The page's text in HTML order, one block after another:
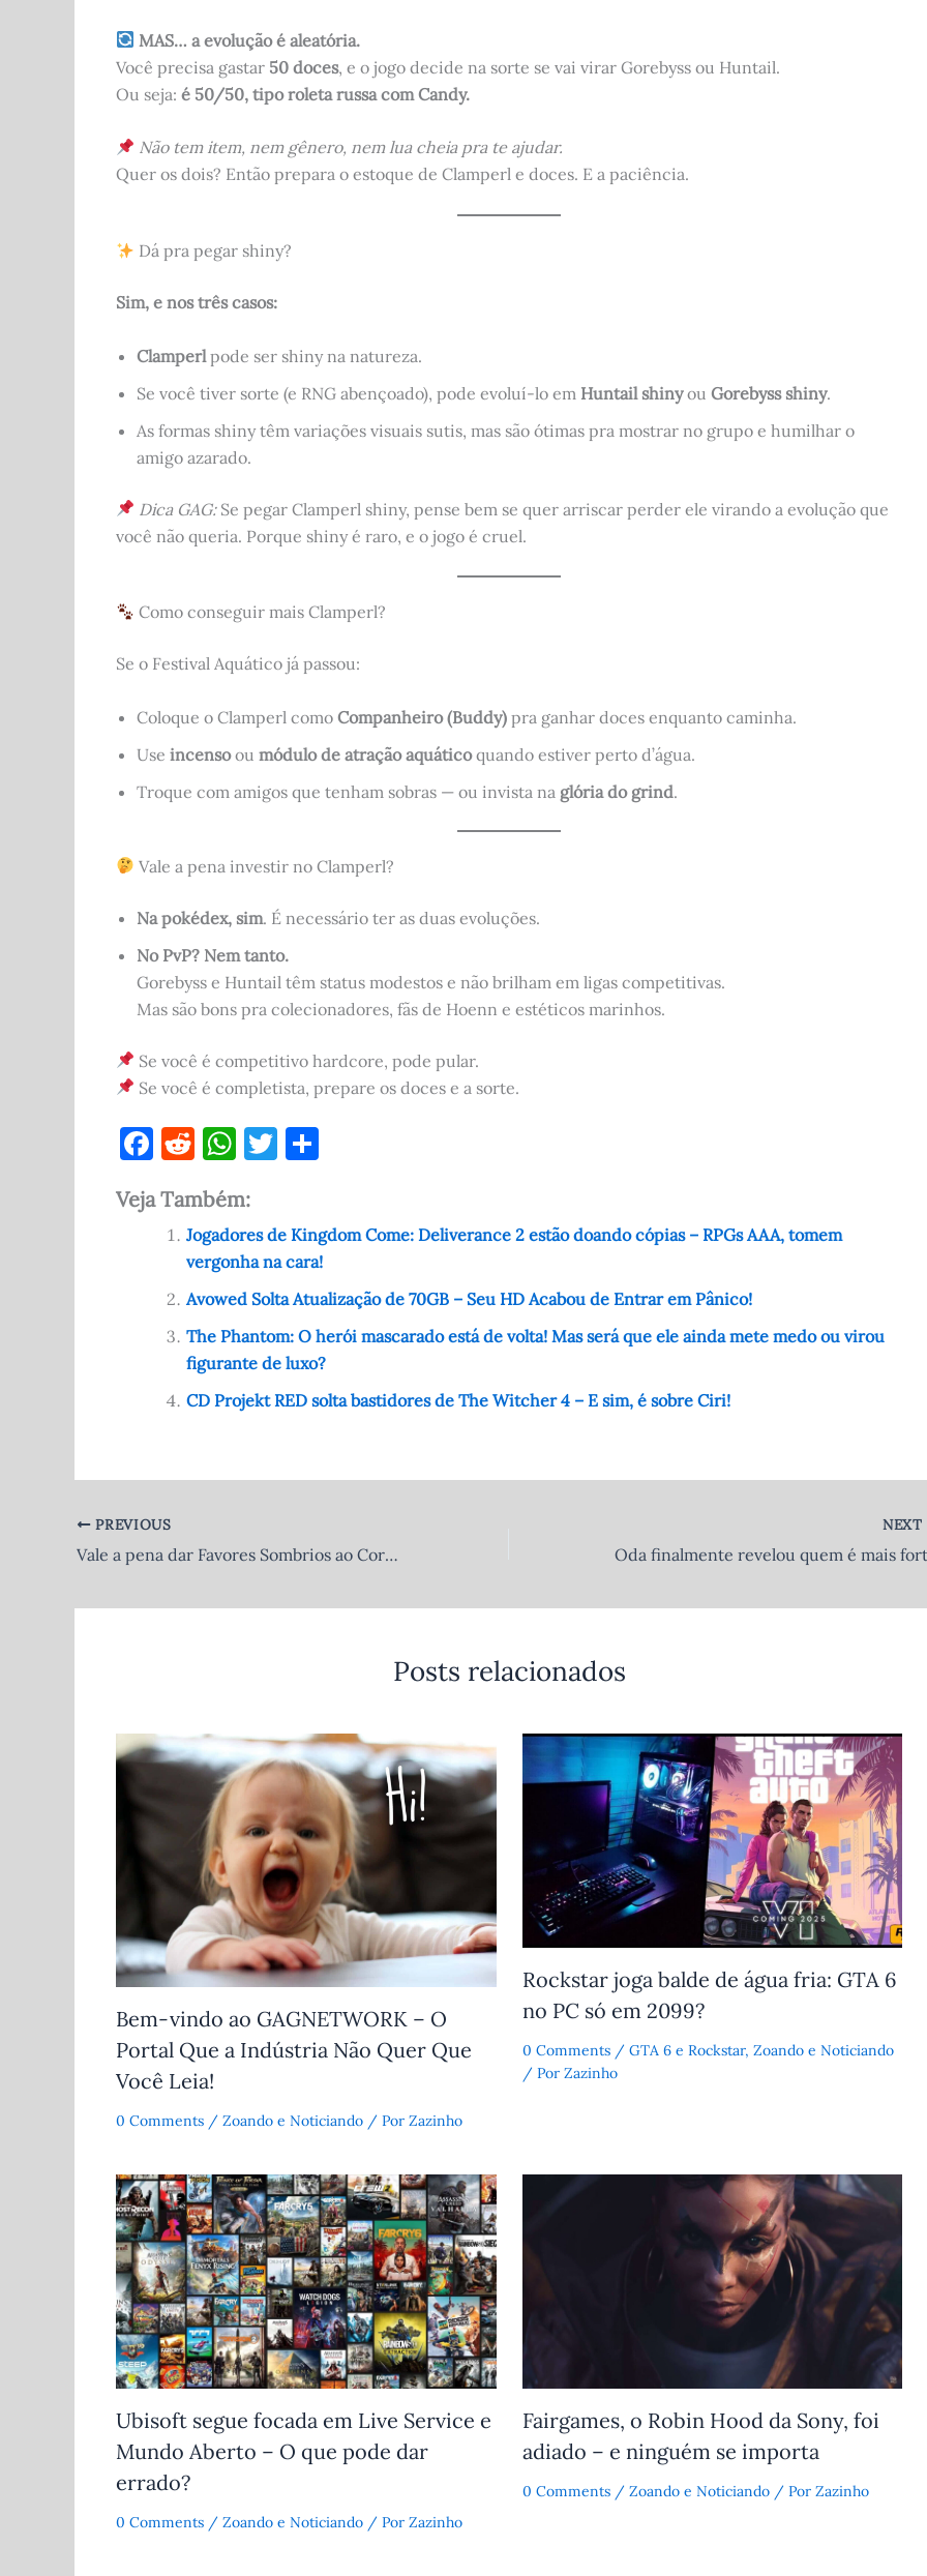
MAS… a evolução é aleatória.
Você precisa gastar 50 doces, e o jogo decide na sorte se vai virar Gorebyss ou Huntail.
Ou seja: é 50/50, tipo roleta russa com Candy.
Não tem item, nem gênero, nem lua cheia pra te ajudar.
Quer os dois? Então prepara o estoque de Clamperl e doces. E a paciência.
Dá pra pegar shiny?
Sim, e nos três casos:
Clamperl pode ser shiny na natureza.
Se você tiver sorte (e RNG abençoado), pode evoluí-lo em Huntail shinyou Gorebyss shiny.
As formas shiny têm variações visuais sutis, mas são ótimas pra mostrar no grupo e humilhar o
amigo azarado.
Dica GAG:Se pegar Clamperl shiny, pense bem se quer arriscar perder ele virando a evolução que
você não queria. Porque shiny é raro, e o jogo é cruel.
Como conseguir mais Clamperl?
Se o Festival Aquático já passou:
Coloque o Clamperl como Companheiro (Buddy) pra ganhar doces enquanto caminha.
Use incensoou módulo de atração aquáticoquando estiver perto d’água.
Troque com amigos que tenham sobras — ou invista na glória do grind.
Vale a pena investir no Clamperl?
Na pokédex, sim. É necessário ter as duas evoluções.
No PvP? Nem tanto.
Gorebyss e Huntail têm status modestos e não brilham em ligas competitivas.
Mas são bons pra colecionadores, fãs de Hoenn e estéticos marinhos.
Se você é competitivo hardcore, pode pular.
Se você é completista, prepare os doces e a sorte.
F
c
e
o
o
R
d
di
t
W
at
s
A
p
p
T
te
r
e
Veja Também:
Jogadores de Kingdom Come: Deliverance 2 estão doando cópias – RPGs AAA, tomem
vergonha na cara!
Avowed Solta Atualização de 70GB – Seu HD Acabou de Entrar em Pânico!
The Phantom: O herói mascarado está de volta! Mas será que ele ainda mete medo ou virou
figurante de luxo?
CD Projekt RED solta bastidores de The Witcher 4 – E sim, é sobre Ciri!
PREVIOUS
Vale a pena dar Favores Sombrios ao Corvo em Diablo 4? A resposta vai te poupar tempo (e raiva)
NEXT
Posts relacionados
Bem-vindo ao GAGNETWORK – O
Portal Que a Indústria Não Quer Que
Você Leia!
0 Comments / Zoando e Noticiando / Por Zazinho
Rockstar joga balde de água fria: GTA 6
no PC só em 2099?
0 Comments / GTA 6 e Rockstar, Zoando e Noticiando
/ Por Zazinho
Ubisoft segue focada em Live Service e
Mundo Aberto – O que pode dar
errado?
0 Comments / Zoando e Noticiando / Por Zazinho
Fairgames, o Robin Hood da Sony, foi
adiado – e ninguém se importa
0 Comments / Zoando e Noticiando/ Por Zazinho